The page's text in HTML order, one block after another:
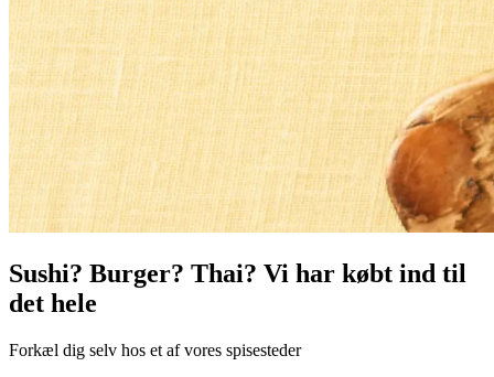
Sushi? Burger? Thai? Vi har købt ind til
det hele
Forkæl dig selv hos et af vores spisesteder